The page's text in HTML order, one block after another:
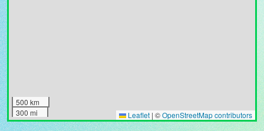
500 km
300 mi
Leaflet | ©OpenStreetMap contributors